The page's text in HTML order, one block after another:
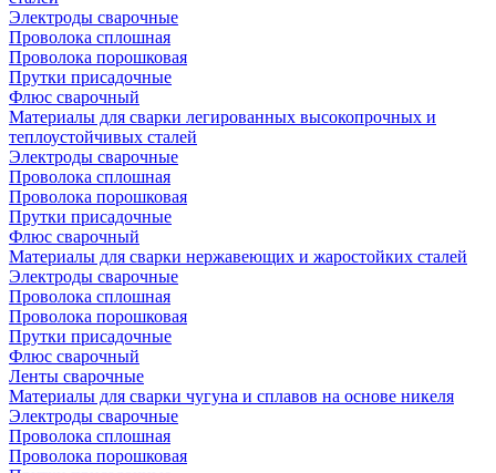
Электроды сварочные
Проволока сплошная
Проволока порошковая
Прутки присадочные
Флюс сварочный
Материалы для сварки легированных высокопрочных и
теплоустойчивых сталей
Электроды сварочные
Проволока сплошная
Проволока порошковая
Прутки присадочные
Флюс сварочный
Материалы для сварки нержавеющих и жаростойких сталей
Электроды сварочные
Проволока сплошная
Проволока порошковая
Прутки присадочные
Флюс сварочный
Ленты сварочные
Материалы для сварки чугуна и сплавов на основе никеля
Электроды сварочные
Проволока сплошная
Проволока порошковая